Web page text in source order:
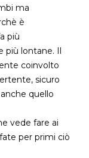
ma
è
più
più lontane. Il
coinvolto
sicuro
quello
vede fare ai
per primi ciò